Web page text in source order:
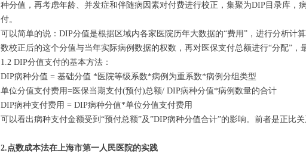
种分值，再考虑年龄、并发症和伴随病因素对付费进行校正，集聚为DIP目录库，
付。
可以简单的说：DIP分值是根据区域内各家医院历年大数据的“费用”，进行分析计
数校正后的这个分值与当年实际病例数据的权数，再对医保支付总额进行“分配”，
1.2 DIP分值支付的基本方法：
DIP病种分值 = 基础分值 *医院等级系数*病例为重系数*病例分组类型
单位分值支付费用=医保当期支付(预付)总额/ DIP病种分值*病例数量的合计
DIP病种支付费用 = DIP病种分值*单位分值支付费用
可以看出病种支付金额受到“预付总额”及”DIP病种分值合计”的影响。前者是正比关
2.点数成本法在上海市第一人民医院的实践